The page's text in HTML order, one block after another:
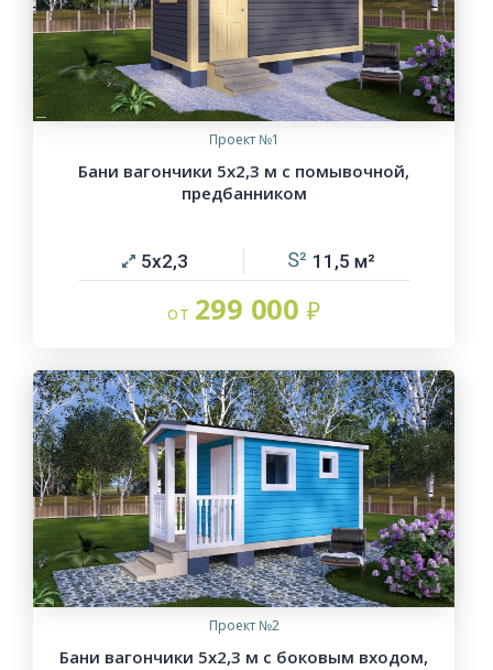
Проект №1
Бани вагончики 5х2,3 м с помывочной,
предбанником
5х2,3 11,5
299 000
Проект №2
Бани вагончики 5х2,3 м с боковым входом,